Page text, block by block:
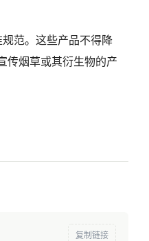
范。这些产品不得降
传烟草或其衍生物的产
复制链接